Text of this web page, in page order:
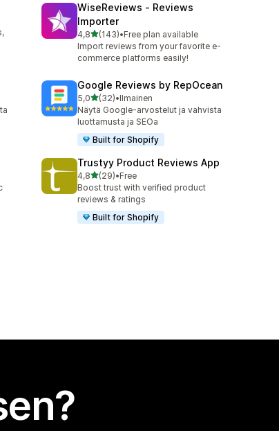
WiseReviews ‑ Reviews
Importer
4,8/ 5 tähteä
(143)
143 arvostelua yhteensä
•Free plan available
Import reviews from your favorite e-
commerce platforms easily!
Google Reviews by RepOcean
5,0/ 5 tähteä
(32)
32 arvostelua yhteensä
•Ilmainen
Näytä Google-arvostelut ja vahvista
luottamusta ja SEOa
Built for Shopify
Trustyy Product Reviews App
4,8/ 5 tähteä
(29)
29 arvostelua yhteensä
•Free
Boost trust with verified product
reviews & ratings
Built for Shopify